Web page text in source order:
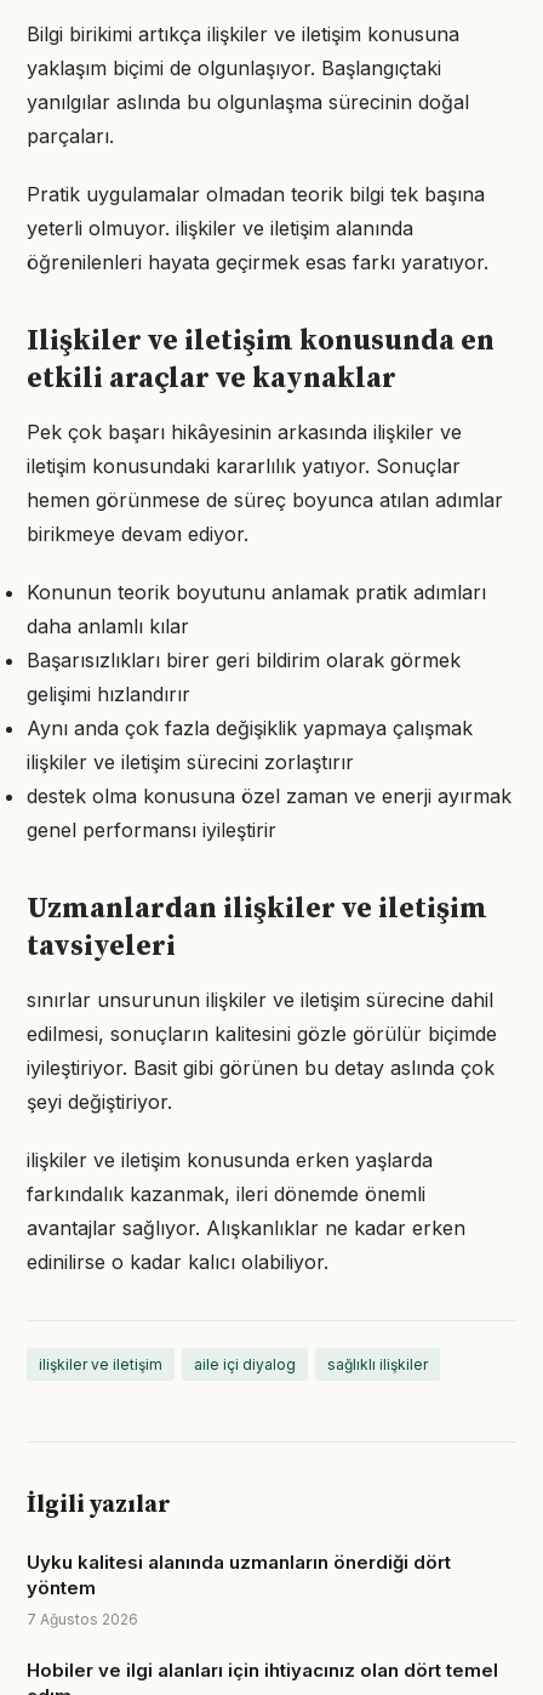
Bilgi birikimi artıkça ilişkiler ve iletişim konusuna
yaklaşım biçimi de olgunlaşıyor. Başlangıçtaki
yanılgılar aslında bu olgunlaşma sürecinin doğal
parçaları.
Pratik uygulamalar olmadan teorik bilgi tek başına
yeterli olmuyor. ilişkiler ve iletişim alanında
öğrenilenleri hayata geçirmek esas farkı yaratıyor.
Ilişkiler ve iletişim konusunda en
etkili araçlar ve kaynaklar
Pek çok başarı hikâyesinin arkasında ilişkiler ve
iletişim konusundaki kararlılık yatıyor. Sonuçlar
hemen görünmese de süreç boyunca atılan adımlar
birikmeye devam ediyor.
Konunun teorik boyutunu anlamak pratik adımları
daha anlamlı kılar
Başarısızlıkları birer geri bildirim olarak görmek
gelişimi hızlandırır
Aynı anda çok fazla değişiklik yapmaya çalışmak
ilişkiler ve iletişim sürecini zorlaştırır
destek olma konusuna özel zaman ve enerji ayırmak
genel performansı iyileştirir
Uzmanlardan ilişkiler ve iletişim
tavsiyeleri
sınırlar unsurunun ilişkiler ve iletişim sürecine dahil
edilmesi, sonuçların kalitesini gözle görülür biçimde
iyileştiriyor. Basit gibi görünen bu detay aslında çok
şeyi değiştiriyor.
ilişkiler ve iletişim konusunda erken yaşlarda
farkındalık kazanmak, ileri dönemde önemli
avantajlar sağlıyor. Alışkanlıklar ne kadar erken
edinilirse o kadar kalıcı olabiliyor.
ilişkiler ve iletişim aile içi diyalog sağlıklı ilişkiler
İlgili yazılar
Uyku kalitesi alanında uzmanların önerdiği dört
yöntem
7 Ağustos 2026
Hobiler ve ilgi alanları için ihtiyacınız olan dört temel